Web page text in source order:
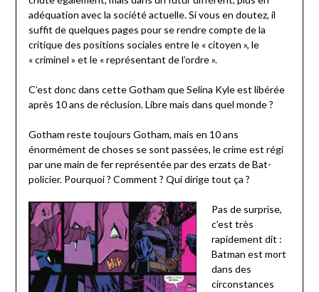
adéquation avec la société actuelle. Si vous en doutez, il
suffit de quelques pages pour se rendre compte de la
critique des positions sociales entre le « citoyen », le
« criminel » et le « représentant de l’ordre ».
C’est donc dans cette Gotham que Selina Kyle est libérée
après 10 ans de réclusion. Libre mais dans quel monde ?
Gotham reste toujours Gotham, mais en 10 ans
énormément de choses se sont passées, le crime est régi
par une main de fer représentée par des erzats de Bat-
policier. Pourquoi ? Comment ? Qui dirige tout ça ?
Pas de surprise,
c’est très
rapidement dit :
Batman est mort
dans des
circonstances